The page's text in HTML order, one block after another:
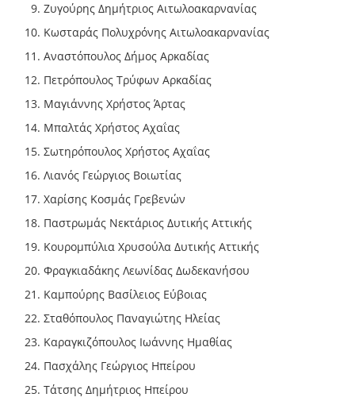
Ζυγούρης Δημήτριος Αιτωλοακαρνανίας
Κωσταράς Πολυχρόνης Αιτωλοακαρνανίας
Αναστόπουλος Δήμος Αρκαδίας
Πετρόπουλος Τρύφων Αρκαδίας
Μαγιάννης Χρήστος Άρτας
Μπαλτάς Χρήστος Αχαΐας
Σωτηρόπουλος Χρήστος Αχαΐας
Λιανός Γεώργιος Βοιωτίας
Χαρίσης Κοσμάς Γρεβενών
Παστρωμάς Νεκτάριος Δυτικής Αττικής
Κουρομπύλια Χρυσούλα Δυτικής Αττικής
Φραγκιαδάκης Λεωνίδας Δωδεκανήσου
Καμπούρης Βασίλειος Εύβοιας
Σταθόπουλος Παναγιώτης Ηλείας
Καραγκιζόπουλος Ιωάννης Ημαθίας
Πασχάλης Γεώργιος Ηπείρου
Τάτσης Δημήτριος Ηπείρου